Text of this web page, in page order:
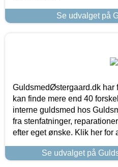
Se udvalget på
GuldsmedØstergaard.dk har
kan finde mere end 40
interne guldsmed hos
fra stenfatninger,
efter eget ønske. Klik her for
Se udvalget på